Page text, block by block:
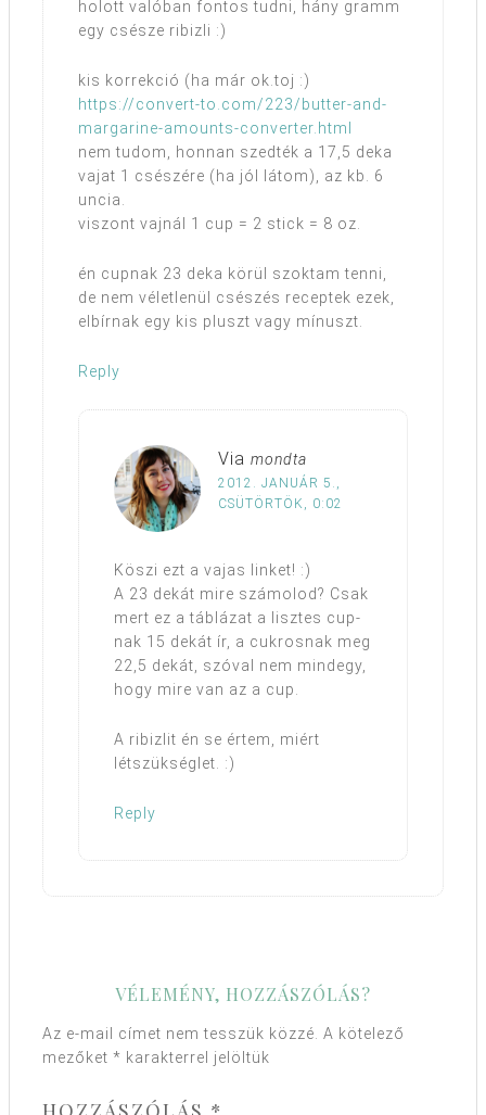
holott valóban fontos tudni, hány gramm
egy csésze ribizli :)
kis korrekció (ha már ok.toj :)
https://convert-to.com/223/butter-and-
margarine-amounts-converter.html
nem tudom, honnan szedték a 17,5 deka
vajat 1 csészére (ha jól látom), az kb. 6
uncia.
viszont vajnál 1 cup = 2 stick = 8 oz.
én cupnak 23 deka körül szoktam tenni,
de nem véletlenül csészés receptek ezek,
elbírnak egy kis pluszt vagy mínuszt.
Reply
Via mondta
2012. JANUÁR 5.,
CSÜTÖRTÖK, 0:02
Köszi ezt a vajas linket! :)
A 23 dekát mire számolod? Csak
mert ez a táblázat a lisztes cup-
nak 15 dekát ír, a cukrosnak meg
22,5 dekát, szóval nem mindegy,
hogy mire van az a cup.
A ribizlit én se értem, miért
létszükséglet. :)
Reply
VÉLEMÉNY, HOZZÁSZÓLÁS?
Az e-mail címet nem tesszük közzé. A kötelező
mezőket * karakterrel jelöltük